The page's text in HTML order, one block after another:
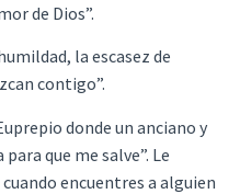
de Dios”.
la escasez de
contigo”.
donde un anciano y
que me salve”. Le
encuentres a alguien